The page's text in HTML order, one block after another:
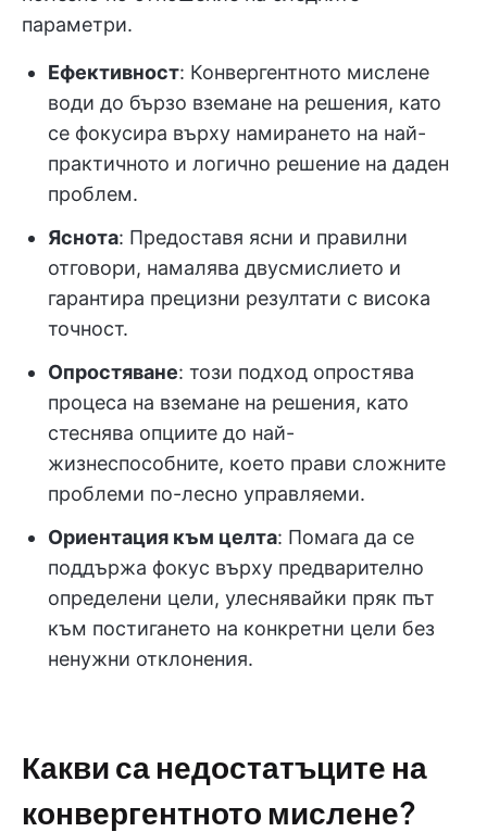
параметри.
Ефективност: Конвергентното мислене
води до бързо вземане на решения, като
се фокусира върху намирането на най-
практичното и логично решение на даден
проблем.
Яснота: Предоставя ясни и правилни
отговори, намалява двусмислието и
гарантира прецизни резултати с висока
точност.
Опростяване: този подход опростява
процеса на вземане на решения, като
стеснява опциите до най-
жизнеспособните, което прави сложните
проблеми по-лесно управляеми.
Ориентация към целта: Помага да се
поддържа фокус върху предварително
определени цели, улеснявайки пряк път
към постигането на конкретни цели без
ненужни отклонения.
Какви са недостатъците на
конвергентното мислене?